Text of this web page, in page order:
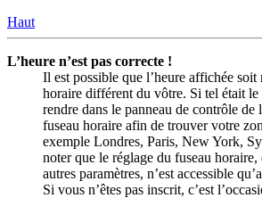
Haut
L’heure n’est pas correcte !
Il est possible que l’heure affichée soit
horaire différent du vôtre. Si tel était
rendre dans le panneau de contrôle de
fuseau horaire afin de trouver votre
exemple Londres, Paris, New York,
noter que le réglage du fuseau
autres paramètres, n’est accessible
Si vous n’êtes pas inscrit, c’est